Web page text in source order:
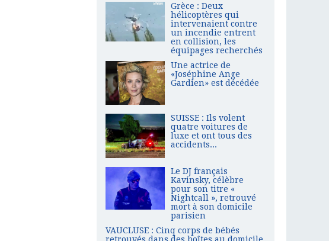
Grèce : Deux
hélicoptères qui
intervenaient contre
un incendie entrent
en collision, les
équipages recherchés
Une actrice de
«Joséphine Ange
Gardien» est décédée
SUISSE : Ils volent
quatre voitures de
luxe et ont tous des
accidents...
Le DJ français
Kavinsky, célèbre
pour son titre «
Nightcall », retrouvé
mort à son domicile
parisien
VAUCLUSE : Cinq corps de bébés
retrouvés dans des boîtes au domicile